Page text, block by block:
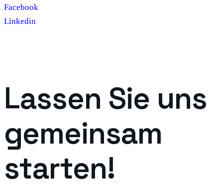
Facebook
Linkedin
Lassen Sie uns
gemeinsam
starten!